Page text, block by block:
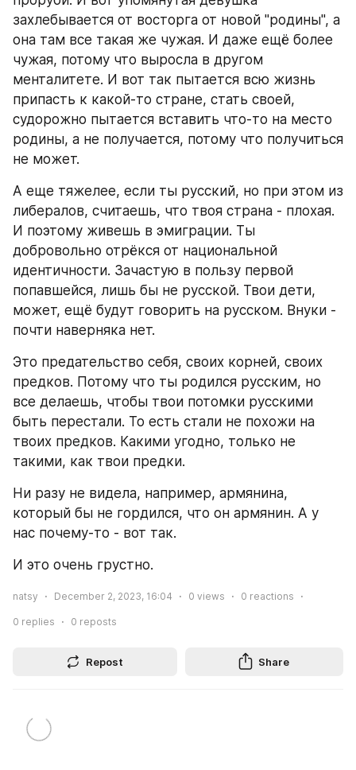
захлебывается от восторга от новой "родины", а
она там все такая же чужая. И даже ещё более
чужая, потому что выросла в другом
менталитете. И вот так пытается всю жизнь
припасть к какой-то стране, стать своей,
судорожно пытается вставить что-то на место
родины, а не получается, потому что получиться
не может.
А еще тяжелее, если ты русский, но при этом из
либералов, считаешь, что твоя страна - плохая.
И поэтому живешь в эмиграции. Ты
добровольно отрёкся от национальной
идентичности. Зачастую в пользу первой
попавшейся, лишь бы не русской. Твои дети,
может, ещё будут говорить на русском. Внуки -
почти наверняка нет.
Это предательство себя, своих корней, своих
предков. Потому что ты родился русским, но
все делаешь, чтобы твои потомки русскими
быть перестали. То есть стали не похожи на
твоих предков. Какими угодно, только не
такими, как твои предки.
Ни разу не видела, например, армянина,
который бы не гордился, что он армянин. А у
нас почему-то - вот так.
И это очень грустно.
natsy December 2, 2023, 16:04 0 views 0 reactions
0 replies 0 reposts
Repost Share